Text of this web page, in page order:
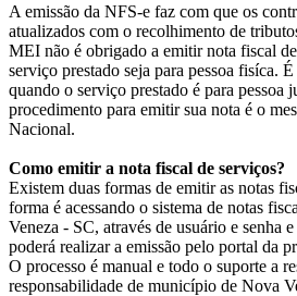
A emissão da NFS-e faz com que os
atualizados com o recolhimento de
MEI não é obrigado a emitir nota fiscal
serviço prestado seja para pessoa fisíca.
quando o serviço prestado é para
procedimento para emitir sua nota é o
Nacional.
Como emitir a nota fiscal de serviços?
Existem duas formas de emitir as notas
forma é acessando o sistema de notas
Veneza - SC, através de usuário e senha
poderá realizar a emissão pelo portal da
O processo é manual e todo o suporte a
responsabilidade de município de Nova